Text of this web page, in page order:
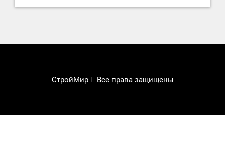
СтройМир Все права защищены